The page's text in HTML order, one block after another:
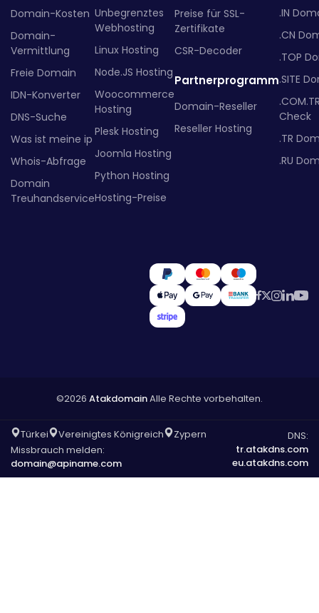
Domain-Kosten
Domain-
Vermittlung
Freie Domain
IDN-Konverter
DNS-Suche
Was ist meine ip
Whois-Abfrage
Domain
Treuhandservice
Unbegrenztes
Webhosting
Linux Hosting
Node.JS Hosting
Woocommerce
Hosting
Plesk Hosting
Joomla Hosting
Python Hosting
Hosting-Preise
Preise für SSL-
Zertifikate
CSR-Decoder
Partnerprogramm
Domain-Reseller
Reseller Hosting
.IN
.CN
.TOP
.SITE
Check
.TR
.RU
©2026 AtakdomainAlle Rechte vorbehalten.
Türkei Vereinigtes Königreich
Zypern
Missbrauch melden:
domain@apiname.com
DNS:
tr.atakdns.com
eu.atakdns.com